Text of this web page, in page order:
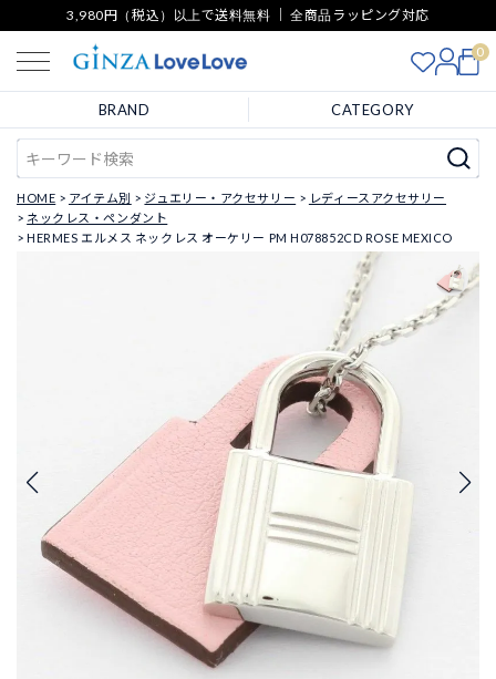
3,980円（税込）以上で送料無料 ｜ 全商品ラッピング対応
0
BRAND CATEGORY
HOME アイテム別 ジュエリー・アクセサリー
レディースアクセサリー
ネックレス・ペンダント
HERMES エルメス ネックレス オーケリー PM H078852CD ROSE MEXICO